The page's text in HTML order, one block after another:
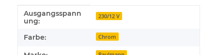
Produkteigenschaft
Wert
Ausgangsspann
ung:
230/12 V
Farbe: Chrom